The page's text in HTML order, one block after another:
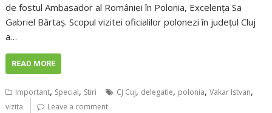
de fostul Ambasador al României în Polonia, Excelența Sa
Gabriel Bârtaș. Scopul vizitei oficialilor polonezi în județul Cluj
a…
READ MORE
Important, Special, Stiri CJ Cuj, delegatie, polonia,Vakar Istvan,
vizita Leave a comment